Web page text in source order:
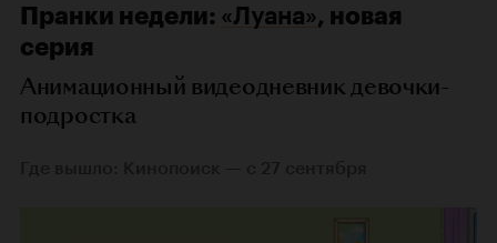
Пранки недели: «Луана», новая
серия
Анимационный видеодневник девочки-
подростка